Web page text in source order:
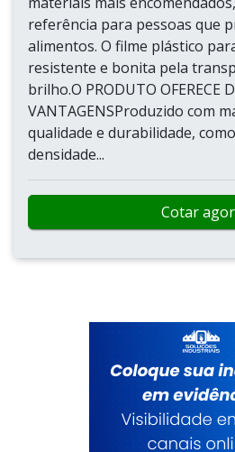
referência para pessoas que
alimentos. O filme plástico
resistente e bonita pela
brilho.O PRODUTO OFERECE
VANTAGENSProduzido com
qualidade e durabilidade,
densidade...
Cotar